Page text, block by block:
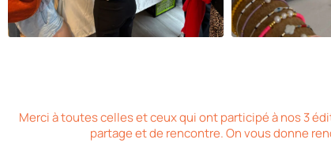
Merci à toutes celles et ceux qui ont participé à nos 3
partage et de rencontre. On vous donne